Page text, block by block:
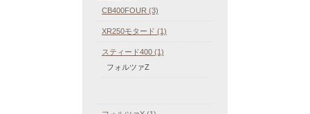
CB400FOUR (3)
XR250モタード (1)
スティード400 (1)
フォルツァZ